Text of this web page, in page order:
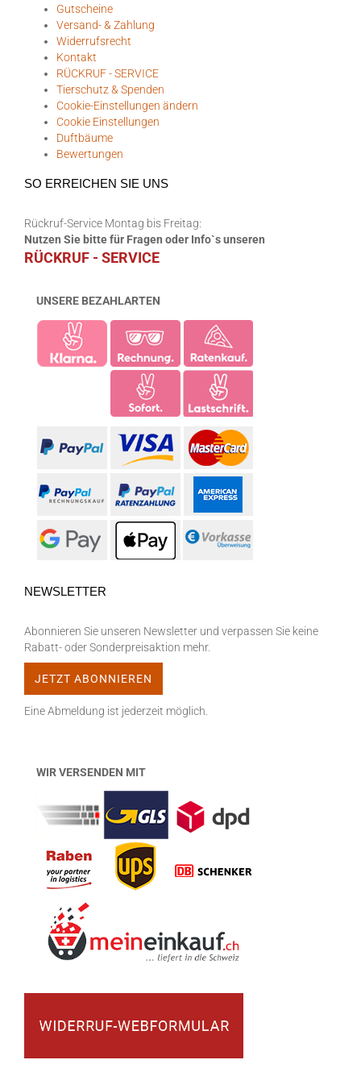
Gutscheine
Versand- & Zahlung
Widerrufsrecht
Kontakt
RÜCKRUF - SERVICE
Tierschutz & Spenden
Cookie-Einstellungen ändern
Cookie Einstellungen
Duftbäume
Bewertungen
SO ERREICHEN SIE UNS
Rückruf-Service Montag bis Freitag:
Nutzen Sie bitte für Fragen oder Info`s unseren
RÜCKRUF - SERVICE
UNSERE BEZAHLARTEN
NEWSLETTER
Abonnieren Sie unseren Newsletter und verpassen Sie keine
Rabatt- oder Sonderpreisaktion mehr.
Eine Abmeldung ist jederzeit möglich.
WIR VERSENDEN MIT